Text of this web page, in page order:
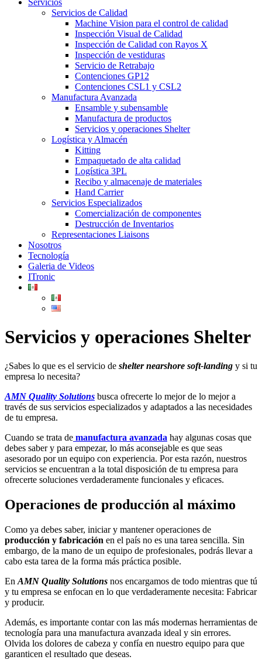
Servicios
Servicios de Calidad
Machine Vision para el control de calidad
Inspección Visual de Calidad
Inspección de Calidad con Rayos X
Inspección de vestiduras
Servicio de Retrabajo
Contenciones GP12
Contenciones CSL1 y CSL2
Manufactura Avanzada
Ensamble y subensamble
Manufactura de productos
Servicios y operaciones Shelter
Logística y Almacén
Kitting
Empaquetado de alta calidad
Logística 3PL
Recibo y almacenaje de materiales
Hand Carrier
Servicios Especializados
Comercialización de componentes
Destrucción de Inventarios
Representaciones Liaisons
Nosotros
Tecnología
Galeria de Videos
ITronic
Servicios y operaciones Shelter
¿Sabes lo que es el servicio de shelter nearshore soft-landing y si tu
empresa lo necesita?
AMN Quality Solutions busca ofrecerte lo mejor de lo mejor a
través de sus servicios especializados y adaptados a las necesidades
de tu empresa.
Cuando se trata de manufactura avanzada hay algunas cosas que
debes saber y para empezar, lo más aconsejable es que seas
asesorado por un equipo con experiencia. Por esta razón, nuestros
servicios se encuentran a la total disposición de tu empresa para
ofrecerte soluciones verdaderamente funcionales y eficaces.
Operaciones de producción al máximo
Como ya debes saber, iniciar y mantener operaciones de
producción y fabricación en el país no es una tarea sencilla. Sin
embargo, de la mano de un equipo de profesionales, podrás llevar a
cabo esta tarea de la forma más práctica posible.
En AMN Quality Solutions nos encargamos de todo mientras que tú
y tu empresa se enfocan en lo que verdaderamente necesita: Fabricar
y producir.
Además, es importante contar con las más modernas herramientas de
tecnología para una manufactura avanzada ideal y sin errores.
Olvida los dolores de cabeza y confía en nuestro equipo para que
garanticen el resultado que deseas.